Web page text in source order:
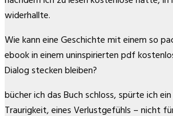
widerhallte.
Wie kann eine Geschichte mit einem so
ebook in einem uninspirierten pdf
Dialog stecken bleiben?
bücher ich das Buch schloss, spürte ich
Traurigkeit, eines Verlustgefühls – nicht